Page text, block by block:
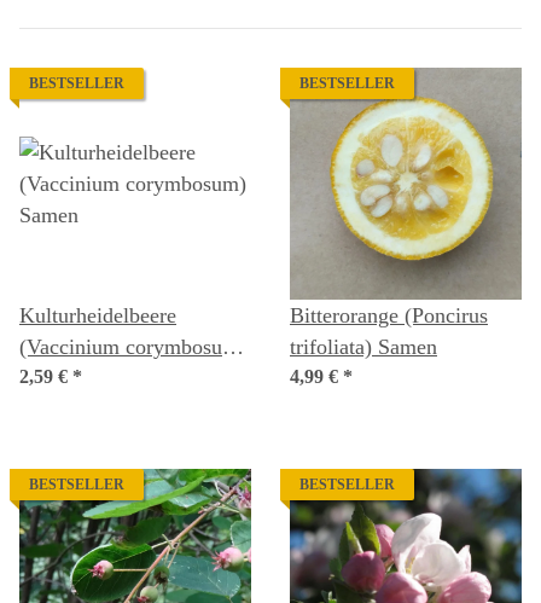
BESTSELLER
Kulturheidelbeere
(Vaccinium corymbosum)
Samen
2,59 € *
BESTSELLER
Bitterorange (Poncirus
trifoliata) Samen
4,99 € *
BESTSELLER BESTSELLER